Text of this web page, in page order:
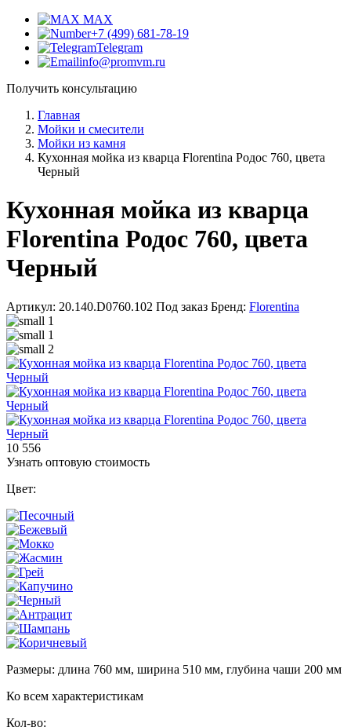
MAX
+7 (499) 681-78-19
Telegram
info@promvm.ru
Получить консультацию
Главная
Мойки и смесители
Мойки из камня
Кухонная мойка из кварца Florentina Родос 760, цвета
Черный
Кухонная мойка из кварца
Florentina Родос 760, цвета
Черный
Артикул: 20.140.D0760.102 Под заказ Бренд: Florentina
10 556
Узнать оптовую стоимость
Цвет:
Размеры: длина 760 мм, ширина 510 мм, глубина чаши 200 мм
Ко всем характеристикам
Кол-во: